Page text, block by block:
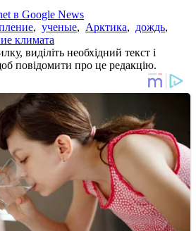
в Google News
, ученые, Арктика, дождь,
климата
виділіть необхідний текст і
повідомити про це редакцію.